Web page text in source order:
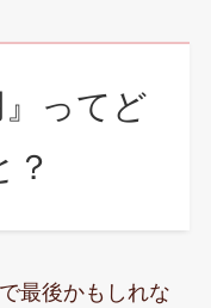
』ってど
？
最後かもしれな